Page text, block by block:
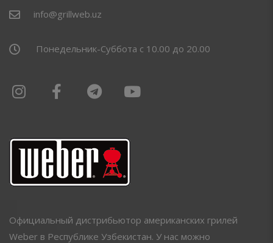
info@grillweb.uz
Понедельник-Суббота с 10.00 до 20.00
Официальный дистрибьютор американских грилей
Weber в Республике Узбекистан. У нас можно